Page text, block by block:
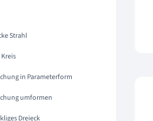
Strahl
in Parameterform
umformen
Dreieck